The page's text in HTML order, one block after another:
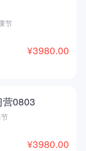
节
¥3980.00
营0803
¥3980.00